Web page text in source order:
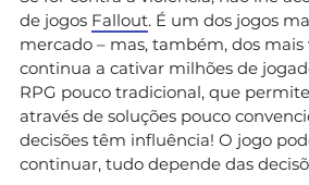
de jogos Fallout. É um dos jogos
mercado – mas, também, dos mais
continua a cativar milhões de
RPG pouco tradicional, que
através de soluções pouco
decisões têm influência! O jogo
continuar, tudo depende das